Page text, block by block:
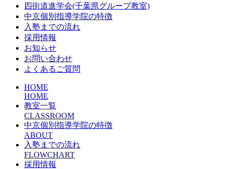
四街道進学会(千葉県グループ教室)
中京個別指導学院の特徴
入塾までの流れ
採用情報
お知らせ
お問い合わせ
よくあるご質問
HOME
HOME
教室一覧
CLASSROOM
中京個別指導学院の特徴
ABOUT
入塾までの流れ
FLOWCHART
採用情報